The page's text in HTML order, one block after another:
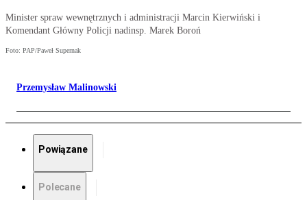
Minister spraw wewnętrznych i administracji Marcin Kierwiński i
Komendant Główny Policji nadinsp. Marek Boroń
Foto: PAP/Paweł Supernak
Przemysław Malinowski
Powiązane
Polecane